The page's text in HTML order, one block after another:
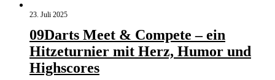
23. Juli 2025
09Darts Meet & Compete – ein
Hitzeturnier mit Herz, Humor und
Highscores